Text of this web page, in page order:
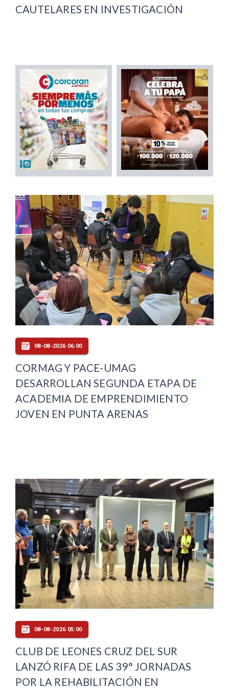
CAUTELARES EN INVESTIGACIÓN
08-08-2026 06:00
CORMAG Y PACE-UMAG
DESARROLLAN SEGUNDA ETAPA DE
ACADEMIA DE EMPRENDIMIENTO
JOVEN EN PUNTA ARENAS
08-08-2026 05:00
CLUB DE LEONES CRUZ DEL SUR
LANZÓ RIFA DE LAS 39° JORNADAS
POR LA REHABILITACIÓN EN